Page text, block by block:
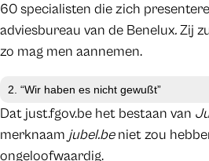
60 specialisten die zich
adviesbureau van de Benelux.Zij
zo mag men aannemen.
2. “Wir haben es nicht gewußt”
Dat just.fgov.be het bestaan van
merknaam jubel.beniet zou
ongeloofwaardig.